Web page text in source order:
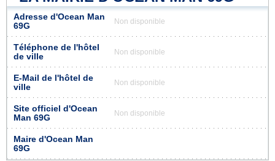
Adresse d'Ocean Man
69G
Non disponible
Téléphone de l'hôtel
de ville
Non disponible
E-Mail de l'hôtel de
ville
Non disponible
Site officiel d'Ocean
Man 69G
Non disponible
Maire d'Ocean Man
69G